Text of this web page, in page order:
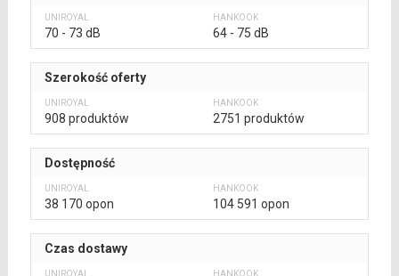
70 - 73 dB 64 - 75 dB
Szerokość oferty
908 produktów 2751 produktów
Dostępność
38 170 opon 104 591 opon
Czas dostawy